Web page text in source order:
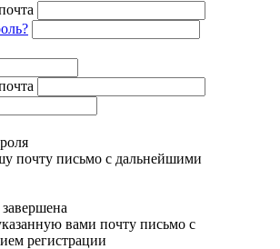
почту письмо с дальнейшими
вами почту письмо с
регистрации